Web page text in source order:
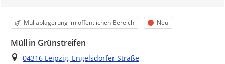
Kategorie
Müllablagerung im öffentlichen Bereich Status
Neu
Müll in Grünstreifen
Ort
04316 Leipzig, Engelsdorfer Straße